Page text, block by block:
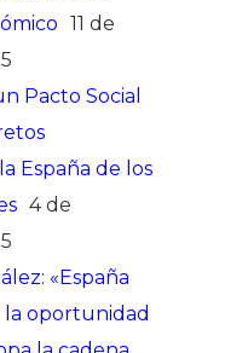
11 de
Pacto Social
España de los
4 de
«España
oportunidad